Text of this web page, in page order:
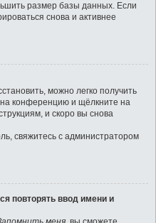
размер базы данных. Если
снова и активнее
можно легко получить
конференцию и щёлкните на
и скоро вы снова
свяжитесь с администратором
повторять ввод имени и